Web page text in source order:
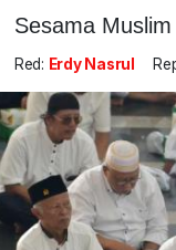
Sesama
Red: Erdy Nasrul